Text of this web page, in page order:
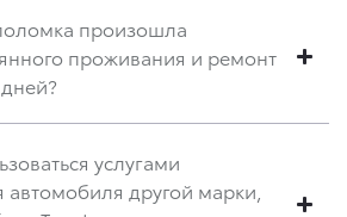
произошла
проживания и ремонт
услугами
другой марки,